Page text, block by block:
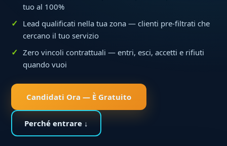
tuo al 100%
Lead qualificati nella tua zona — clienti pre-filtrati che
cercano il tuo servizio
Zero vincoli contrattuali — entri, esci, accetti e rifiuti
quando vuoi
Candidati Ora — È Gratuito
Perché entrare ↓